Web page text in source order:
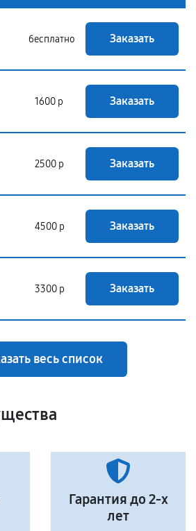
бесплатно Заказать
1600 р Заказать
2500 р Заказать
4500 р Заказать
3300 р Заказать
весь список
Гарантия до 2-х
лет